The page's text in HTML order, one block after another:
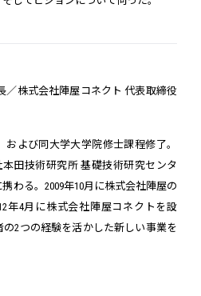
／株式会社陣屋コネクト 代表取締役
よび同大学大学院修士課程修了。
本田技術研究所 基礎技術研究センタ
わる。2009年10月に株式会社陣屋の
年4月に株式会社陣屋コネクトを設
2つの経験を活かした新しい事業を